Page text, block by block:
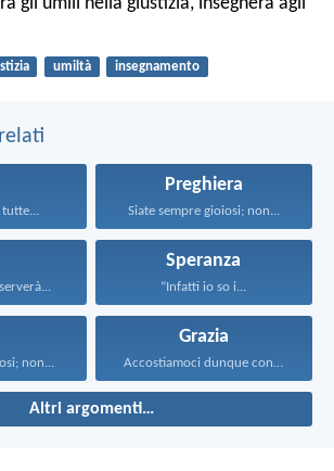
umiltà insegnamento
tutte...
Preghiera
Siate sempre gioiosi; non...
Speranza
“Infatti io so i...
non...
Grazia
Accostiamoci dunque con piena...
Altri argomenti…